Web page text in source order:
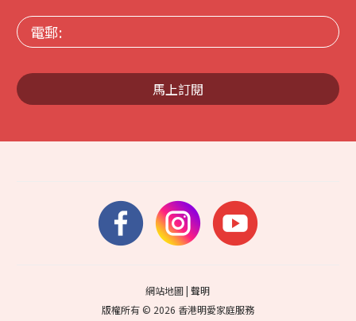
電
郵:
馬上訂閱
網站地圖|聲明
版權所有 © 2026 香港明愛家庭服務